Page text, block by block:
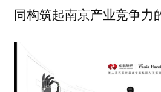
同构筑起南京产业竞争力